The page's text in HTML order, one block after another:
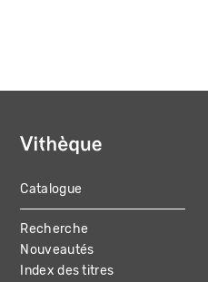
MAIN
NAVIGATION
Catalogue
Recherche
Nouveautés
Index des titres